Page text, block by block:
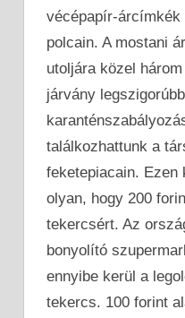
vécépapír-árcímkék
polcain. A mostani
utoljára közel
járvány legszigorúbb
találkozhattunk a
feketepiacain. Ezen
olyan, hogy 200
tekercsért. Az
bonyolító
ennyibe kerül a
tekercs. 100 forint